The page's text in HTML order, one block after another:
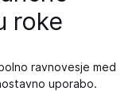
roke
ravnovesje med
uporabo.